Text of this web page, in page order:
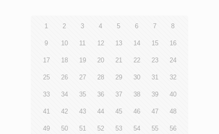
1 2 3 4 5 6 7 8
9 10 11 12 13 14 15 16
17 18 19 20 21 22 23 24
25 26 27 28 29 30 31 32
33 34 35 36 37 38 39 40
41 42 43 44 45 46 47 48
49 50 51 52 53 54 55 56